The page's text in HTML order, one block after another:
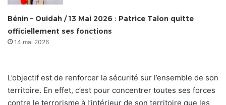
Bénin – Ouidah / 13 Mai 2026 : Patrice Talon quitte
officiellement ses fonctions
14 mai 2026
L’objectif est de renforcer la sécurité sur l’ensemble de son
territoire. En effet, c’est pour concentrer toutes ses forces
contre le terrorisme à l’intérieur de son territoire que les